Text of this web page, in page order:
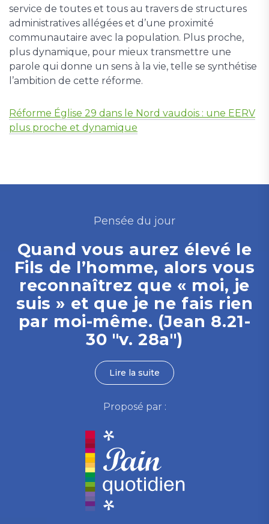
service de toutes et tous au travers de structures
administratives allégées et d’une proximité
communautaire avec la population. Plus proche,
plus dynamique, pour mieux transmettre une
parole qui donne un sens à la vie, telle se synthétise
l’ambition de cette réforme.
Réforme Église 29 dans le Nord vaudois : une EERV
plus proche et dynamique
Pensée du jour
Quand vous aurez élevé le
Fils de l’homme, alors vous
reconnaîtrez que « moi, je
suis » et que je ne fais rien
par moi-même. (Jean 8.21-
30 "v. 28a")
Lire la suite
Proposé par :